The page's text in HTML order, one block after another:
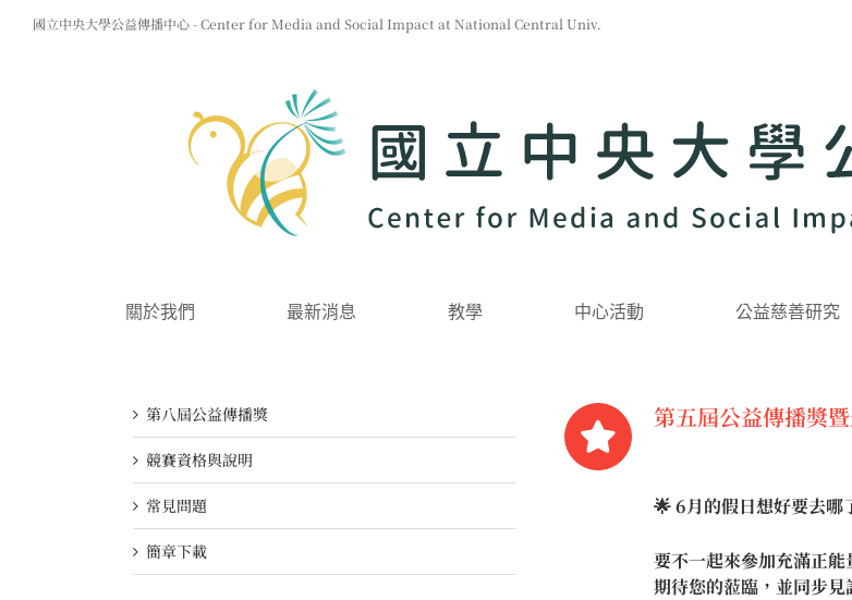
國立中央大學公益傳播中心 - Center for Media and Social Impact at National Central Univ.
關於我們 最新消息 教學 中心活動 公益慈善研究
第八屆公益傳播獎
競賽資格與說明
常見問題
簡章下載
第五屆公益傳播獎
🌟6月的假日想好要去哪
要不一起來參加充滿正能
期待您的蒞臨，並同步見